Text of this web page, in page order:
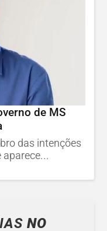
de MS
das intenções
aparece...
NO